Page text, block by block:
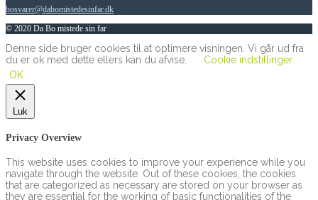
bosvarer@dabomistedesinfar.dk
© 2020 Da Bo mistede sin far
Denne side bruger cookies til at optimere visningen. Vi går ud fra
du er ok med dette ellers kan du afvise.
Cookie indstillinger
OK
Luk
Privacy Overview
This website uses cookies to improve your experience while you
navigate through the website. Out of these cookies, the cookies
that are categorized as necessary are stored on your browser as
they are essential for the working of basic functionalities of the